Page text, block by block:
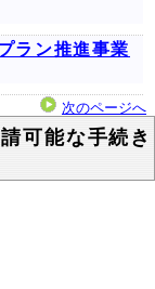
ラン推進事業
次のページへ
可能な手続き